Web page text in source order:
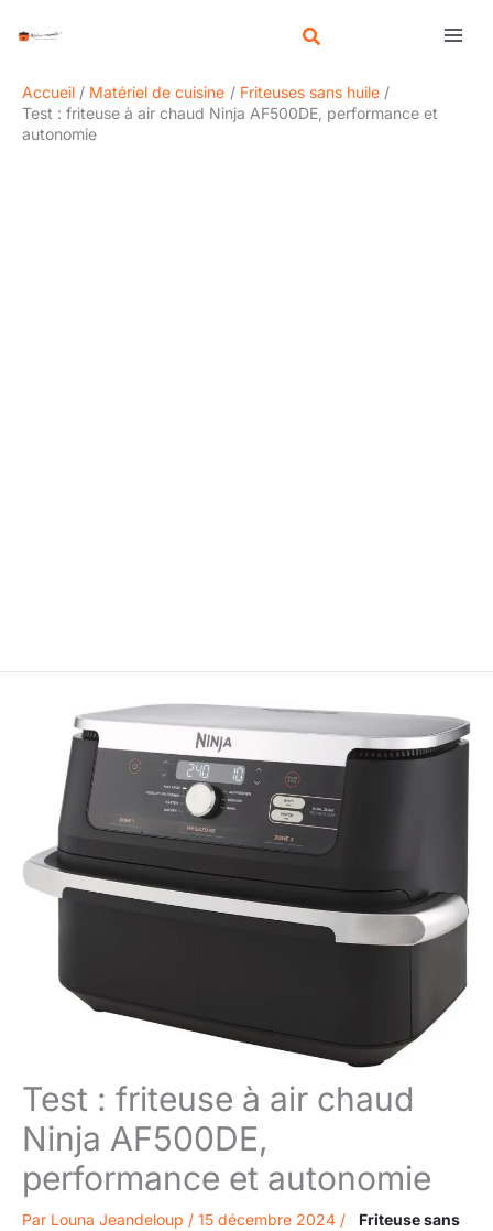
Accueil
Matériel de cuisine
Friteuses sans huile
Test : friteuse à air chaud Ninja AF500DE, performance et
autonomie
Test : friteuse à air chaud
Ninja AF500DE,
performance et autonomie
Par Louna Jeandeloup / 15 décembre 2024 /
Friteuse sans
e
h
e